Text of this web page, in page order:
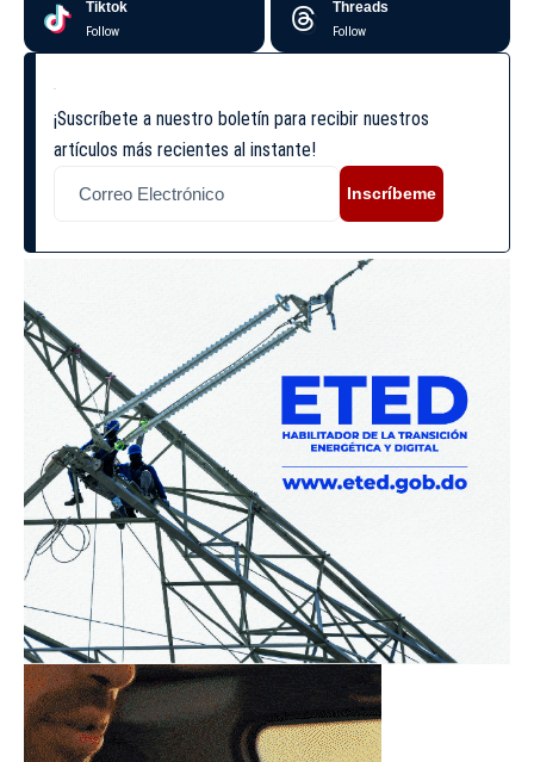
Tiktok
Follow
Threads
Follow
¡Suscríbete a nuestro boletín para recibir nuestros
artículos más recientes al instante!
Inscríbeme